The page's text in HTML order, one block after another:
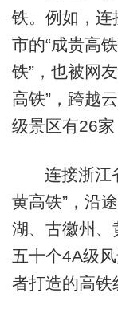
铁。例如，连
市的“成贵高
铁”，也被网
高铁”，跨越
级景区有26家
连接浙江
黄高铁”，沿
湖、古徽州、
五十个4A级
者打造的高铁